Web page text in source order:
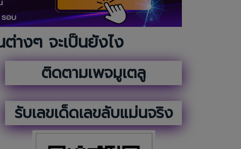
างๆ จะเป็นยังไง
ติดตามเพจมูเตลู
รับเลขเด็ดเลขลับแม่นจริง